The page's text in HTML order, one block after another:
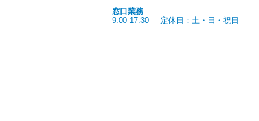
窓口業務
9:00-17:30
定休日：土・日・祝日